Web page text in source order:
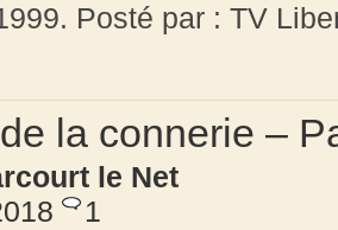
Posté par : TV
la connerie –
le Net
1